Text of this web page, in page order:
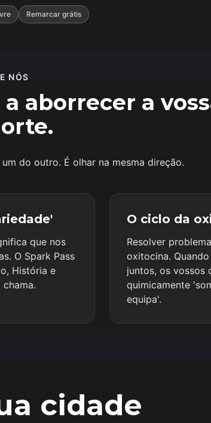
Remarcar grátis
NÓS
aborrecer a
do outro. É olhar na mesma direção.
que nos
O Spark Pass
História e
chama.
O ciclo da
Resolver
oxitocina.
juntos, os vossos
quimicamente
equipa'.
cidade